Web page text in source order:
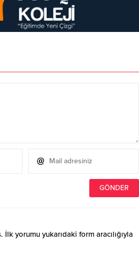
İlk yorumu yukarıdaki form aracılığıyla